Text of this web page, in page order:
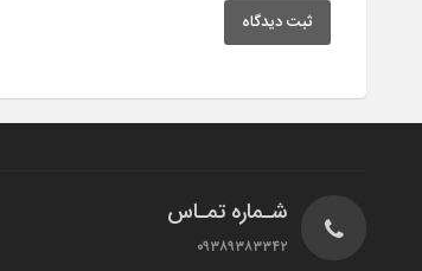
ثبت دیدگاه
شـماره تمـاس
۰۹۳۸۹۳۸۳۳۴۲